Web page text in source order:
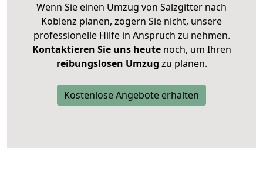
Wenn Sie einen Umzug von Salzgitter nach
Koblenz planen, zögern Sie nicht, unsere
professionelle Hilfe in Anspruch zu nehmen.
Kontaktieren Sie uns heutenoch, um Ihren
reibungslosen Umzug zu planen.
Kostenlose Angebote erhalten